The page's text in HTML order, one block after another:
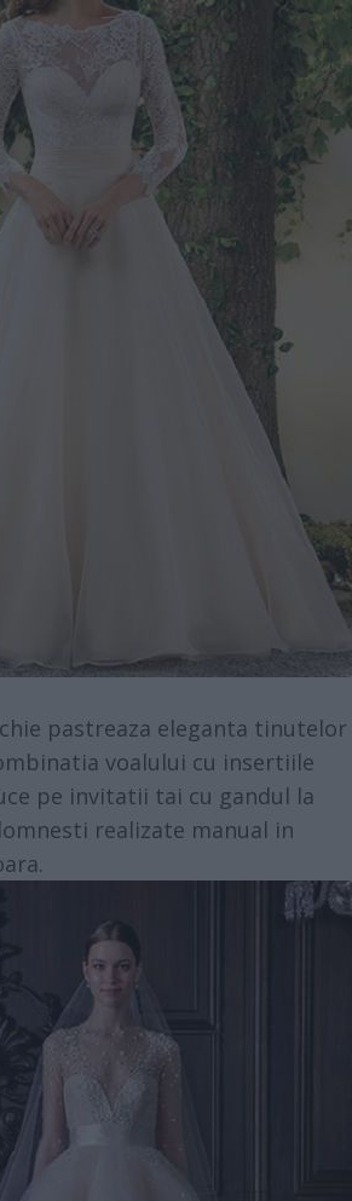
pastreaza eleganta tinutelor
voalului cu insertiile
pe invitatii tai cu gandul la
realizate manual in